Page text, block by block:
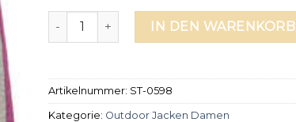
outdoor jacken damen MengeIN DEN WARENKORB
Artikelnummer: ST-0598
Kategorie: Outdoor Jacken Damen